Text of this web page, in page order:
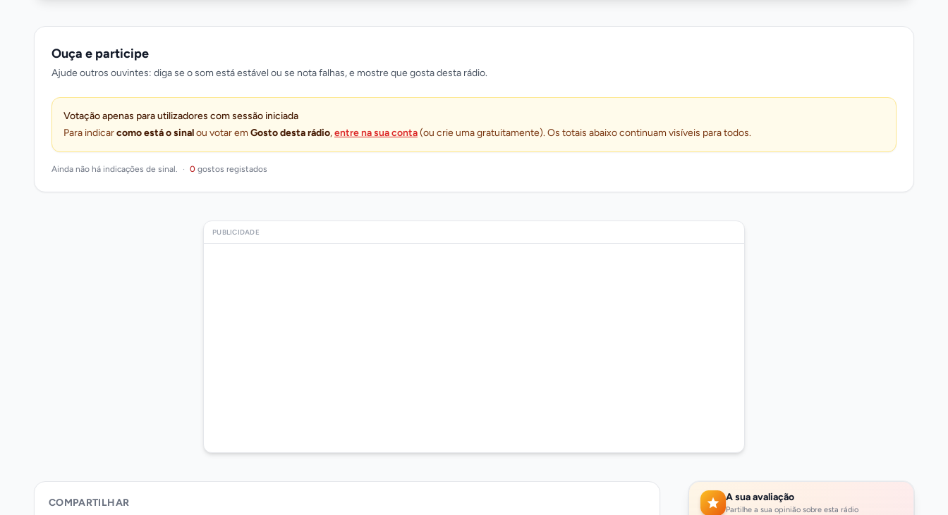
Ouça e participe
Ajude outros ouvintes: diga se o som está estável ou se nota falhas, e mostre que gosta desta rádio.
Votação apenas para utilizadores com sessão iniciada
Para indicarcomo está o sinalou votar emGosto desta rádio,entre na sua conta(ou crie uma gratuitamente). Os totais abaixo continuam visíveis para todos.
Ainda não há indicações de sinal. · 0 gostos registados
PUBLICIDADE
COMPARTILHAR A sua avaliação
Partilhe a sua opinião sobre esta rádio